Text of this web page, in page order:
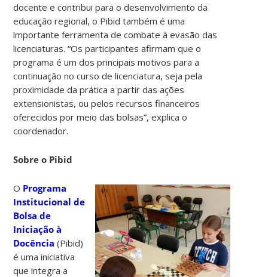
docente e contribui para o desenvolvimento da
educação regional, o Pibid também é uma
importante ferramenta de combate à evasão das
licenciaturas. “Os participantes afirmam que o
programa é um dos principais motivos para a
continuação no curso de licenciatura, seja pela
proximidade da prática a partir das ações
extensionistas, ou pelos recursos financeiros
oferecidos por meio das bolsas”, explica o
coordenador.
Sobre o Pibid
O Programa
Institucional de
Bolsa de
Iniciação à
Docência (Pibid)
é uma iniciativa
que integra a